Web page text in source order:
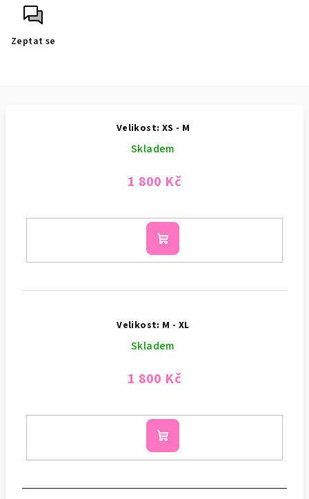
cena:
Zeptat se
Velikost: XS - M
Skladem
1 800 Kč
Do
košíku
Velikost: M - XL
Skladem
1 800 Kč
Do
košíku